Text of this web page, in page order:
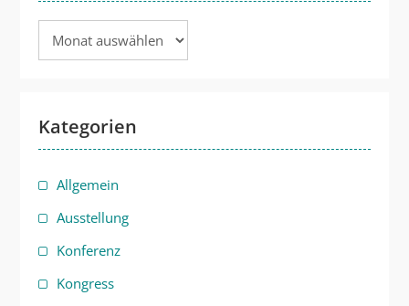
Archiv
Kategorien
Allgemein
Ausstellung
Konferenz
Kongress